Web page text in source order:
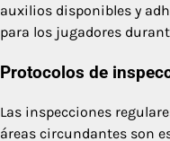
auxilios disponibles y
para los jugadores
Protocolos de
Las inspecciones
áreas circundantes son